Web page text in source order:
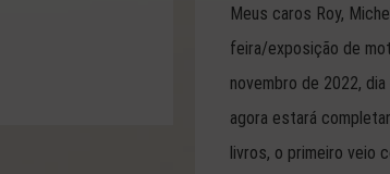
Meus caros Roy,
feira/exposição de
novembro de 2022,
agora estará
livros, o primeiro veio